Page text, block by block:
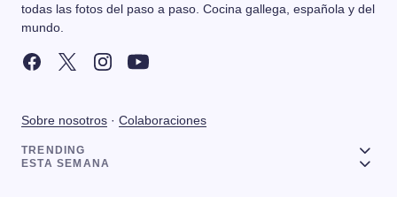
todas las fotos del paso a paso. Cocina gallega, española y del
mundo.
Sobre nosotros · Colaboraciones
TRENDING
ESTA SEMANA